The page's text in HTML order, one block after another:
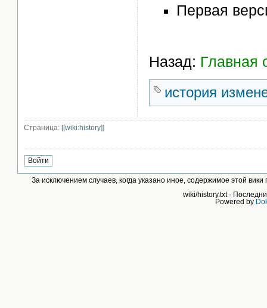
Первая
Назад: Главная
история
Страница: [[wiki:history]]
За исключением случаев, когда указано иное, содержимое этой
wiki/history.txt·
Powered by